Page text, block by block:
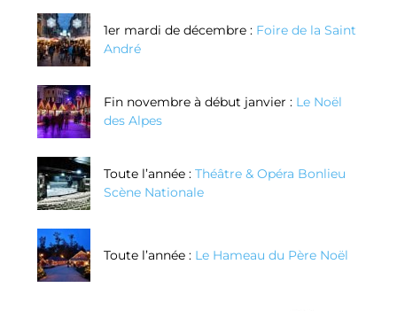
1er mardi de décembre : Foire de la Saint
André
Fin novembre à début janvier : Le Noël
des Alpes
Toute l’année : Théâtre & Opéra Bonlieu
Scène Nationale
Toute l’année : Le Hameau du Père Noël